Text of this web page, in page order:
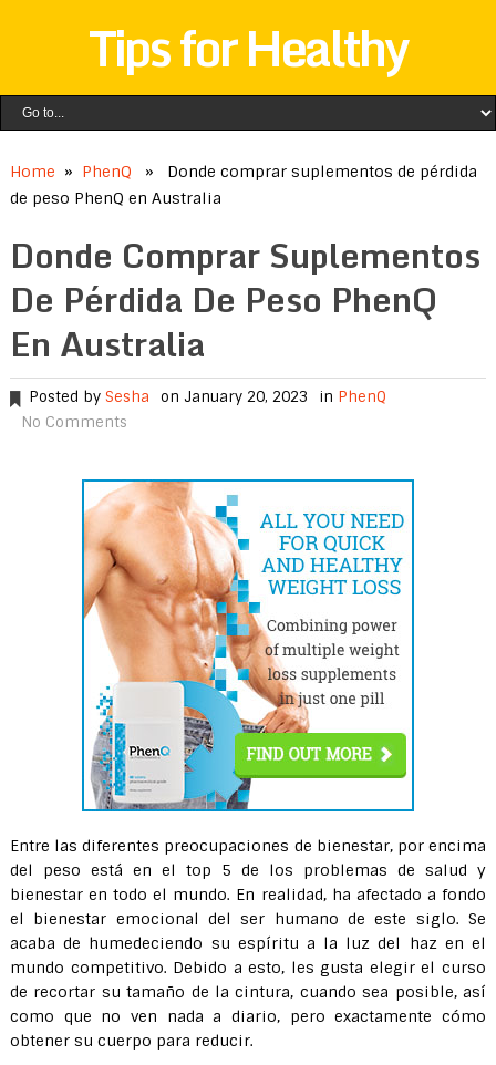
Tips for Healthy
Home » PhenQ » Donde comprar suplementos de pérdida
de peso PhenQ en Australia
Donde Comprar Suplementos
De Pérdida De Peso PhenQ
En Australia
Posted by Sesha on January 20, 2023 in PhenQ
No Comments
Entre las diferentes preocupaciones de bienestar, por encima
del peso está en el top 5 de los problemas de salud y
bienestar en todo el mundo. En realidad, ha afectado a fondo
el bienestar emocional del ser humano de este siglo. Se
acaba de humedeciendo su espíritu a la luz del haz en el
mundo competitivo. Debido a esto, les gusta elegir el curso
de recortar su tamaño de la cintura, cuando sea posible, así
como que no ven nada a diario, pero exactamente cómo
obtener su cuerpo para reducir.